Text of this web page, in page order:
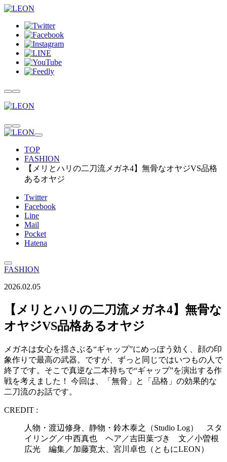
TOP
FASHION
【メリとハリの二刀流メガネ4】無骨なオヤジVS品格
あるオヤジ
Twitter
Facebook
Line
Mail
Pocket
Hatena
FASHION
2026.02.05
【メリとハリの二刀流メガネ4】無骨な
オヤジVS品格あるオヤジ
メガネは女心を揺さぶる“ギャップ”にめっぽう効く、顔の印
象作りで最高の武器。ですが、ずっと同じではいつもの人で
終了です。そこで真逆な二本持ちで“ギャップ”を演出する作
戦を考えました！ 今回は、「無骨」と「品格」の効果的な
二刀流のお話です。
CREDIT :
人物・渡辺修身、静物・鈴木泰之（Studio Log） スタ
イリング／中西真也 ヘア／吉田葉づき 文／小曽根
広光 編集／加藤寛太、宮川卓也（ともにLEON）